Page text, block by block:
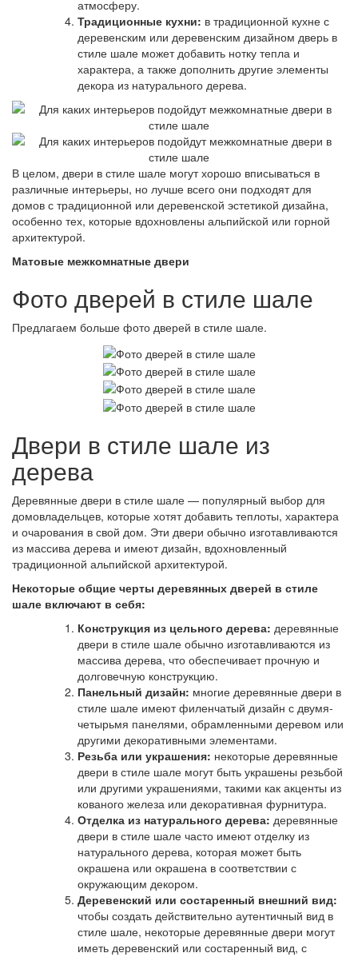
атмосферу.
Традиционные кухни: в традиционной кухне с
деревенским или деревенским дизайном дверь в
стиле шале может добавить нотку тепла и
характера, а также дополнить другие элементы
декора из натурального дерева.
В целом, двери в стиле шале могут хорошо вписываться в
различные интерьеры, но лучше всего они подходят для
домов с традиционной или деревенской эстетикой дизайна,
особенно тех, которые вдохновлены альпийской или горной
архитектурой.
Матовые межкомнатные двери
Фото дверей в стиле шале
Предлагаем больше фото дверей в стиле шале.
Двери в стиле шале из
дерева
Деревянные двери в стиле шале — популярный выбор для
домовладельцев, которые хотят добавить теплоты, характера
и очарования в свой дом. Эти двери обычно изготавливаются
из массива дерева и имеют дизайн, вдохновленный
традиционной альпийской архитектурой.
Некоторые общие черты деревянных дверей в стиле
шале включают в себя:
Конструкция из цельного дерева: деревянные
двери в стиле шале обычно изготавливаются из
массива дерева, что обеспечивает прочную и
долговечную конструкцию.
Панельный дизайн: многие деревянные двери в
стиле шале имеют филенчатый дизайн с двумя-
четырьмя панелями, обрамленными деревом или
другими декоративными элементами.
Резьба или украшения: некоторые деревянные
двери в стиле шале могут быть украшены резьбой
или другими украшениями, такими как акценты из
кованого железа или декоративная фурнитура.
Отделка из натурального дерева: деревянные
двери в стиле шале часто имеют отделку из
натурального дерева, которая может быть
окрашена или окрашена в соответствии с
окружающим декором.
Деревенский или состаренный внешний вид:
чтобы создать действительно аутентичный вид в
стиле шале, некоторые деревянные двери могут
иметь деревенский или состаренный вид, с